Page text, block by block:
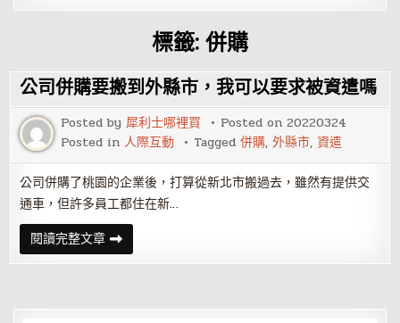
標籤: 併購
公司併購要搬到外縣市，我可以要求被資遣嗎
Posted by犀利士哪裡買 Posted on20220324
Posted in人際互動 Tagged併購,外縣市,資遣
公司併購了桃園的企業後，打算從新北市搬過去，雖然有提供交
通車，但許多員工都住在新…
閱讀完整文章公
司
併
到